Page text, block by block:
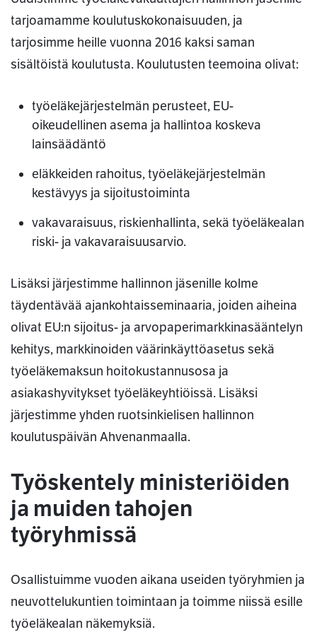
tarjoamamme koulutuskokonaisuuden, ja
tarjosimme heille vuonna 2016 kaksi saman
sisältöistä koulutusta. Koulutusten teemoina olivat:
työeläkejärjestelmän perusteet, EU-
oikeudellinen asema ja hallintoa koskeva
lainsäädäntö
eläkkeiden rahoitus, työeläkejärjestelmän
kestävyys ja sijoitustoiminta
vakavaraisuus, riskienhallinta, sekä työeläkealan
riski- ja vakavaraisuusarvio.
Lisäksi järjestimme hallinnon jäsenille kolme
täydentävää ajankohtaisseminaaria, joiden aiheina
olivat EU:n sijoitus- ja arvopaperimarkkinasääntelyn
kehitys, markkinoiden väärinkäyttöasetus sekä
työeläkemaksun hoitokustannusosa ja
asiakashyvitykset työeläkeyhtiöissä. Lisäksi
järjestimme yhden ruotsinkielisen hallinnon
koulutuspäivän Ahvenanmaalla.
Työskentely ministeriöiden
ja muiden tahojen
työryhmissä
Osallistuimme vuoden aikana useiden työryhmien ja
neuvottelukuntien toimintaan ja toimme niissä esille
työeläkealan näkemyksiä.